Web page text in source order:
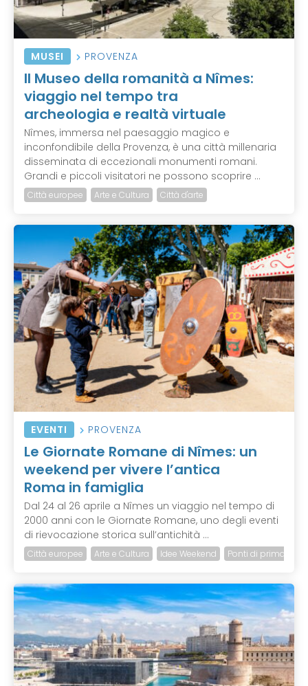
MUSEI PROVENZA
Il Museo della romanità a Nîmes:
viaggio nel tempo tra
archeologia e realtà virtuale
Nîmes, immersa nel paesaggio magico e
inconfondibile della Provenza, è una città millenaria
disseminata di eccezionali monumenti romani.
Grandi e piccoli visitatori ne possono scoprire ...
Città europee Arte e Cultura Città d'arte
EVENTI PROVENZA
Le Giornate Romane di Nîmes: un
weekend per vivere l’antica
Roma in famiglia
Dal 24 al 26 aprile a Nîmes un viaggio nel tempo di
2000 anni con le Giornate Romane, uno degli eventi
di rievocazione storica sull’antichità ...
Città europee Arte e Cultura Idee Weekend Ponti di primavera